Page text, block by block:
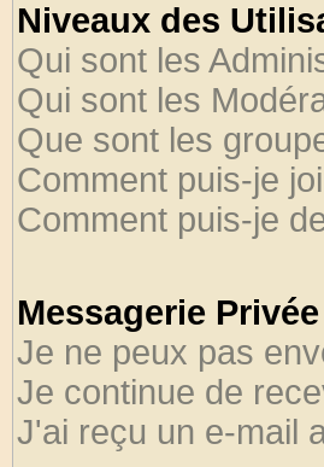
Niveaux des
Qui sont les
Qui sont les
Que sont les
Comment puis-je
Comment puis-je
Messagerie Privée
Je ne peux pas
Je continue de
J'ai reçu un e-mail